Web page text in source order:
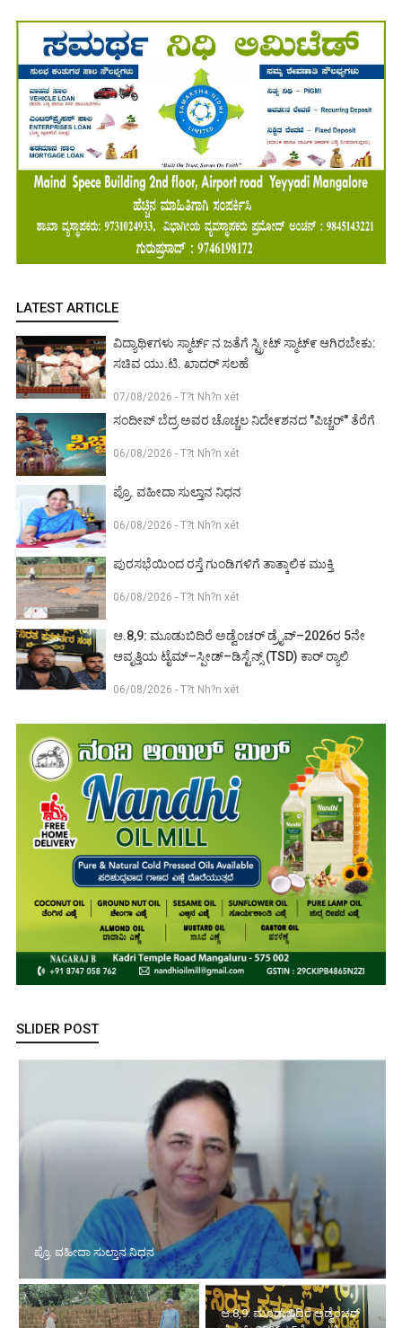
LATEST ARTICLE
ವಿದ್ಯಾಥಿ೯ಗಳು ಸ್ಮಾರ್ಟ್ ನ ಜತೆಗೆ ಸ್ಟ್ರೀಟ್ ಸ್ಮಾಟ್೯ ಆಗಿರಬೇಕು:
ಸಚಿವ ಯು.ಟಿ. ಖಾದರ್ ಸಲಹೆ
07/08/2026 - T?t Nh?n xét
ಸಂದೀಪ್ ಬೆದ್ರ ಅವರ ಚೊಚ್ಚಲ ನಿದೇ೯ಶನದ "ಪಿಚ್ಚರ್" ತೆರೆಗೆ
06/08/2026 - T?t Nh?n xét
ಪ್ರೊ. ವಹೀದಾ ಸುಲ್ತಾನ ನಿಧನ
06/08/2026 - T?t Nh?n xét
ಪುರಸಭೆಯಿಂದ ರಸ್ತೆ ಗುಂಡಿಗಳಿಗೆ ತಾತ್ಕಾಲಿಕ ಮುಕ್ತಿ
06/08/2026 - T?t Nh?n xét
ಆ.8,9: ಮೂಡುಬಿದಿರೆ ಅಡ್ವೆಂಚರ್ ಡ್ರೈವ್–2026ರ 5ನೇ
ಆವೃತ್ತಿಯ ಟೈಮ್–ಸ್ಪೀಡ್–ಡಿಸ್ಟೆನ್ಸ್ (TSD) ಕಾರ್ ರ‍್ಯಾಲಿ
06/08/2026 - T?t Nh?n xét
SLIDER POST
ಪ್ರೊ. ವಹೀದಾ ಸುಲ್ತಾನ ನಿಧನ
ಆ.8,9: ಮೂಡುಬಿದಿರೆ ಅಡ್ವೆಂಚರ್